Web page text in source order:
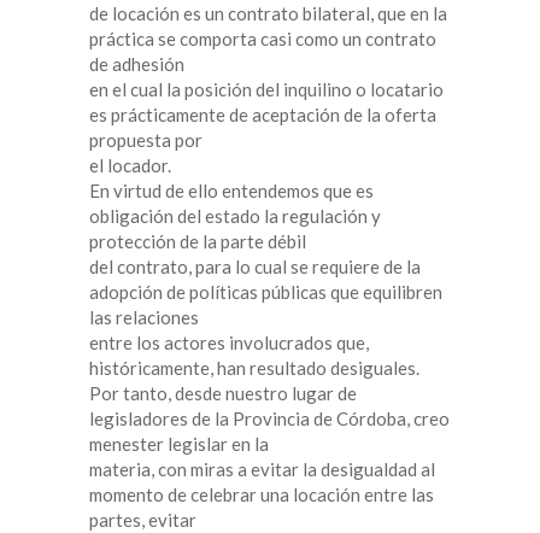
de locación es un contrato bilateral, que en la
práctica se comporta casi como un contrato
de adhesión
en el cual la posición del inquilino o locatario
es prácticamente de aceptación de la oferta
propuesta por
el locador.
En virtud de ello entendemos que es
obligación del estado la regulación y
protección de la parte débil
del contrato, para lo cual se requiere de la
adopción de políticas públicas que equilibren
las relaciones
entre los actores involucrados que,
históricamente, han resultado desiguales.
Por tanto, desde nuestro lugar de
legisladores de la Provincia de Córdoba, creo
menester legislar en la
materia, con miras a evitar la desigualdad al
momento de celebrar una locación entre las
partes, evitar